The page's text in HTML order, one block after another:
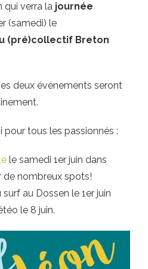
qui verra la journée
(samedi) le
(pré)collectif Breton
deux événements seront
pour tous les passionnés :
le samedi 1er juin dans
de nombreux spots!
surf au Dossen le 1er juin
le 8 juin.